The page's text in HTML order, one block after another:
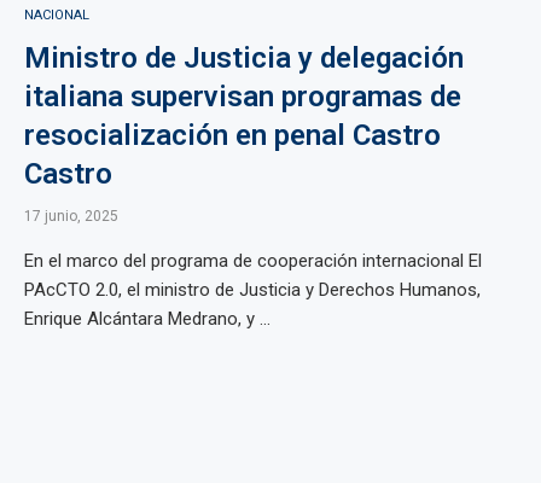
NACIONAL
Ministro de Justicia y delegación
italiana supervisan programas de
resocialización en penal Castro
Castro
17 junio, 2025
En el marco del programa de cooperación internacional El
PAcCTO 2.0, el ministro de Justicia y Derechos Humanos,
Enrique Alcántara Medrano, y ...